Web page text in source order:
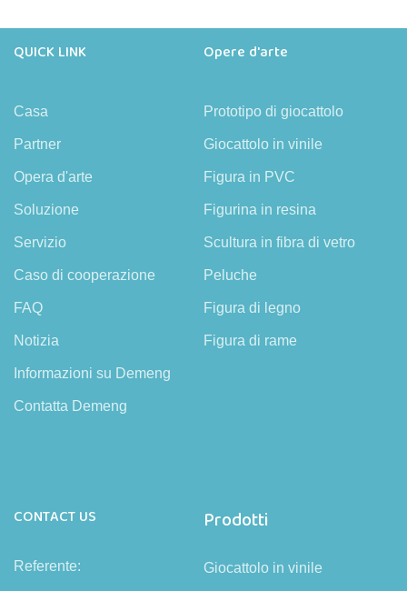
QUICK LINK
Casa
Partner
Opera d'arte
Soluzione
Servizio
Caso di cooperazione
FAQ
Notizia
Informazioni su Demeng
Contatta Demeng
Opere d'arte
Prototipo di giocattolo
Giocattolo in vinile
Figura in PVC
Figurina in resina
Scultura in fibra di vetro
Peluche
Figura di legno
Figura di rame
CONTACT US
Referente:
Prodotti
Giocattolo in vinile